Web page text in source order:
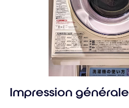
Impression générale